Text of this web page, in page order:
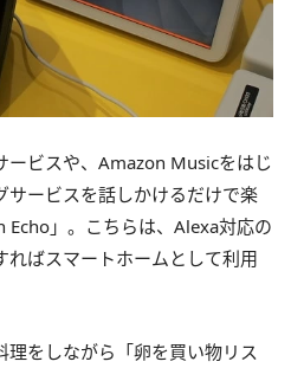
ービスや、Amazon Musicをはじ
サービスを話しかけるだけで楽
Echo」。こちらは、Alexa対応の
ればスマートホームとして利用
をしながら「卵を買い物リス